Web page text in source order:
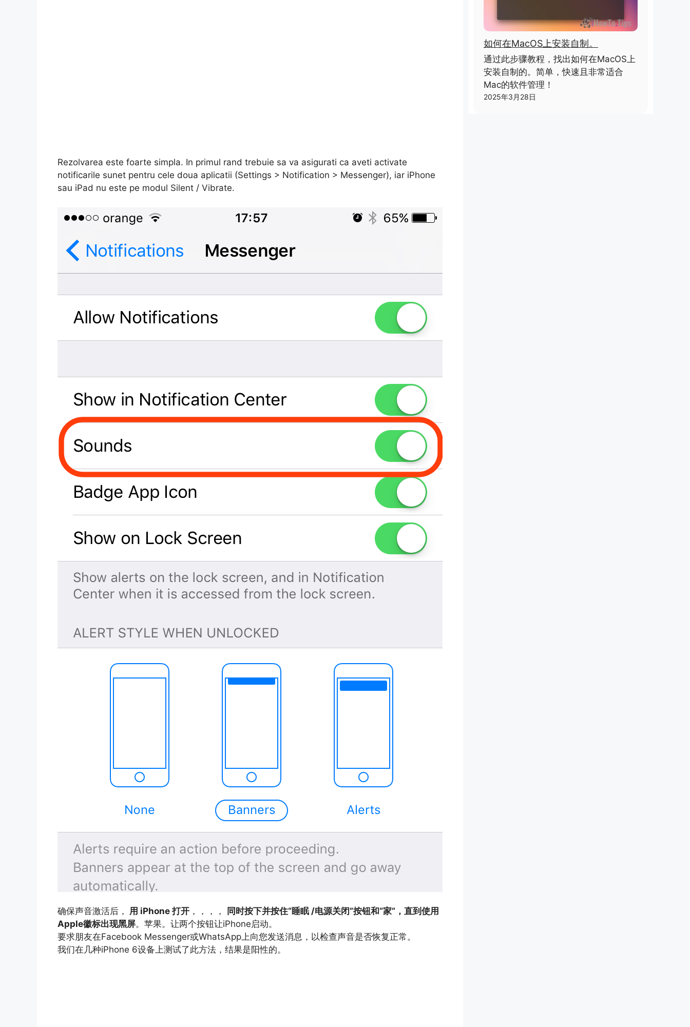
Rezolvarea este foarte simpla. In primul rand trebuie sa va asigurati ca aveti activate
notificarile sunet pentru cele doua aplicatii (Settings > Notification > Messenger), iar iPhone
sau iPad nu este pe modul Silent / Vibrate.
确保声音激活后， 用 iPhone 打开 ，，，，
同时按下并按住“睡眠 /电源关闭”按钮和“家”，直到使用
Apple徽标出现黑屏。苹果。让两个按钮让iPhone启动。
要求朋友在Facebook Messenger或WhatsApp上向您发送消息，以检查声音是否恢复正常。
我们在几种iPhone 6设备上测试了此方法，结果是阳性的。
如何在MacOS上安装自制。
通过此步骤教程，找出如何在MacOS上
安装自制的。简单，快速且非常适合
Mac的软件管理！
2025年3月28日